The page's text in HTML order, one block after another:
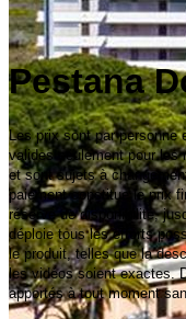
Pestana
Les prix sont par personne
valides seulement pour
et sont sujets à
paiement constitue le prix
réserve de disponibilité,
déploie tous les efforts
le produit, telles que la
les vidéos soient exactes.
apportés à tout moment